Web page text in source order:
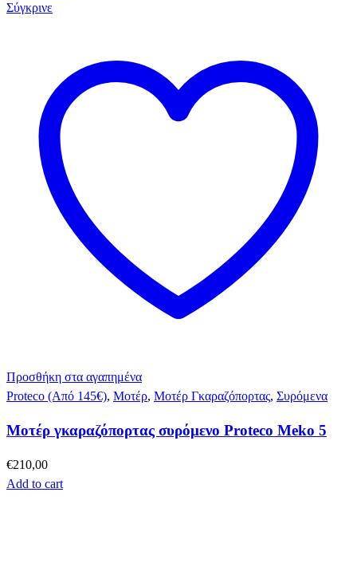
Σύγκρινε
Προσθήκη στα αγαπημένα
Proteco (Από 145€), Μοτέρ, Μοτέρ Γκαραζόπορτας, Συρόμενα
Μοτέρ γκαραζόπορτας συρόμενο Proteco Meko 5
€210,00
Add to cart